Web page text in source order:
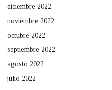
diciembre 2022
noviembre 2022
octubre 2022
septiembre 2022
agosto 2022
julio 2022